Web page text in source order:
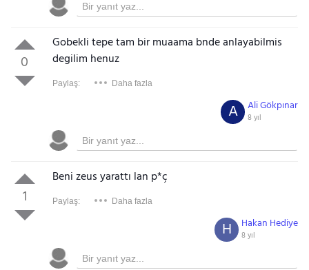
0
Gobekli tepe tam bir muaama bnde anlayabilmis
degilim henuz
Paylaş: Daha fazla
Ali Gökpınar
8 yıl
A
1
Beni zeus yarattı lan p*ç
Paylaş: Daha fazla
Hakan Hediye
8 yıl
H